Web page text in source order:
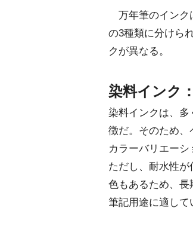
万年筆のインク
の3種類に分けら
クが異なる。
染料インク
染料インクは、
徴だ。そのため、
カラーバリエーシ
ただし、耐水性
色もあるため、長
筆記用途に適して